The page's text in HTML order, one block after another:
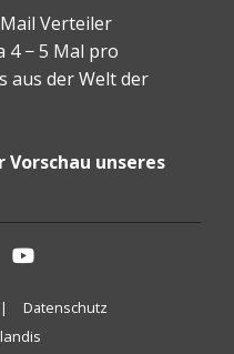
Verteiler
4 − 5 Mal pro
aus der Welt der
unseres
Datenschutz
YouTube